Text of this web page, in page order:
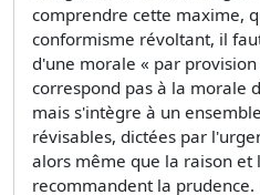
comprendre cette maxime,
conformisme révoltant, il
d'une morale « par
correspond pas à la morale
mais s'intègre à un
révisables, dictées par
alors même que la raison et
recommandent la prudence.